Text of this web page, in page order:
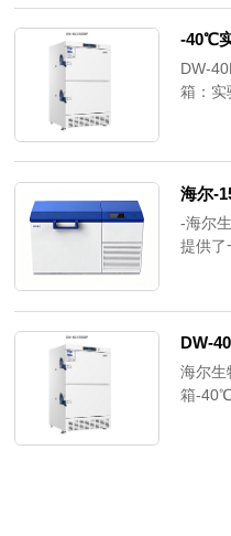
级低温
药试
中，-
性、试
-40℃
DW-
箱：实
-海尔
提供了
本，如
骼、精
子产品
DW-
海尔生
箱-